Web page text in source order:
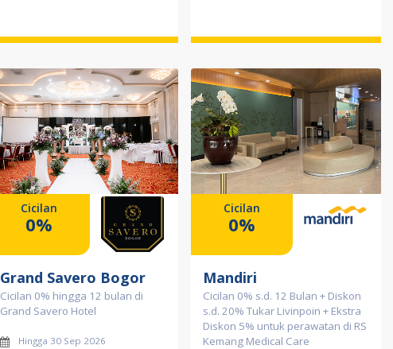
Cicilan
0%
Grand Savero Bogor
Cicilan 0% hingga 12 bulan di
Grand Savero Hotel
Hingga 30 Sep 2026
Cicilan
0%
Mandiri
Cicilan 0% s.d. 12 Bulan + Diskon
s.d. 20% Tukar Livinpoin + Ekstra
Diskon 5% untuk perawatan di RS
Kemang Medical Care